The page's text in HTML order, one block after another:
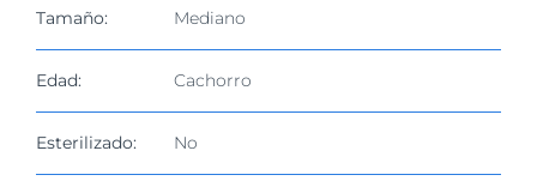
Tamaño: Mediano
Edad: Cachorro
Esterilizado: No